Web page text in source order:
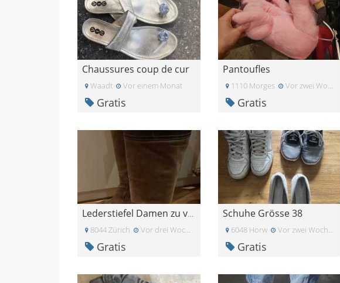
Chaussures coup de cur
Waadt Vor einem Monat
Gratis
Pantoufles
1110 Morges Vor zwei Wochen
Gratis
Lederstiefel Damen zu verschenken
8044 Zürich Vor drei Wochen
Gratis
Schuhe Grösse 38
6048 Horw Vor zwei Wochen
Gratis